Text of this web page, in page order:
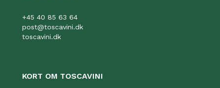
+45 40 85 63 64
post@toscavini.dk
toscavini.dk
KORT OM TOSCAVINI